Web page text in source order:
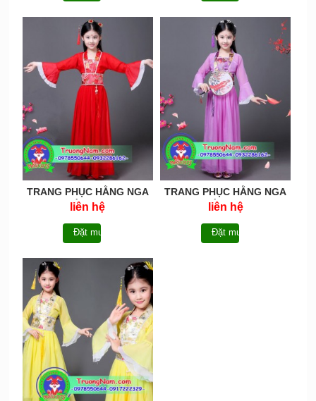
TRANG PHỤC HẰNG NGA
EM BÉ-HNEB006
liên hệ
Đặt mua
TRANG PHỤC HẰNG NGA
EM BÉ-HNEB005
liên hệ
Đặt mua